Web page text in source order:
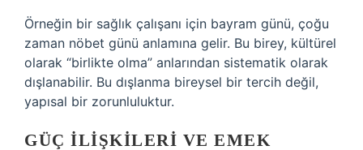
Örneğin bir sağlık çalışanı için bayram günü, çoğu
zaman nöbet günü anlamına gelir. Bu birey, kültürel
olarak “birlikte olma” anlarından sistematik olarak
dışlanabilir. Bu dışlanma bireysel bir tercih değil,
yapısal bir zorunluluktur.
GÜÇ İLIŞKILERI VE EMEK